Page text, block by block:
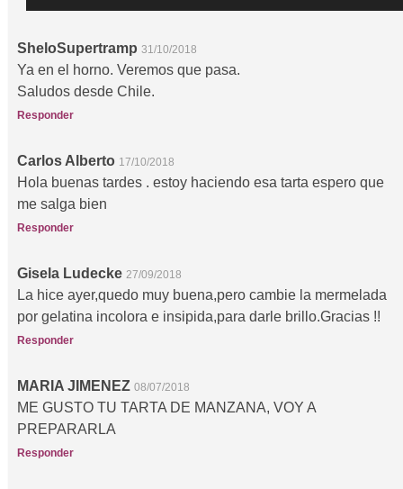
SheloSupertramp 31/10/2018
Ya en el horno. Veremos que pasa.
Saludos desde Chile.
Responder
Carlos Alberto 17/10/2018
Hola buenas tardes . estoy haciendo esa tarta espero que
me salga bien
Responder
Gisela Ludecke 27/09/2018
La hice ayer,quedo muy buena,pero cambie la mermelada
por gelatina incolora e insipida,para darle brillo.Gracias !!
Responder
MARIA JIMENEZ 08/07/2018
ME GUSTO TU TARTA DE MANZANA, VOY A
PREPARARLA
Responder